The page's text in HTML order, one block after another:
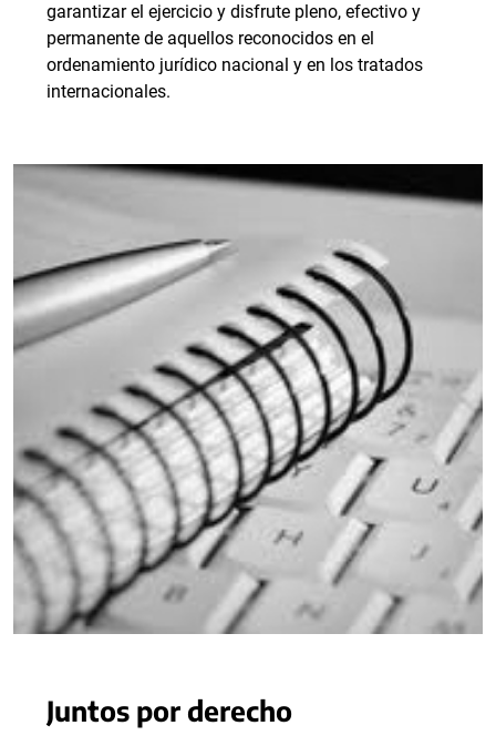
garantizar el ejercicio y disfrute pleno, efectivo y
permanente de aquellos reconocidos en el
ordenamiento jurídico nacional y en los tratados
internacionales.
Juntos por derecho